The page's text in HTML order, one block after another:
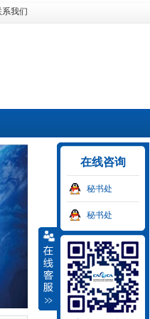
系我们
在线咨询
秘书处
秘书处